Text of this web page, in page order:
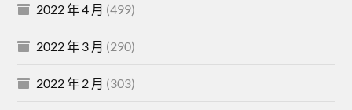
2022 年 4 月 (499)
2022 年 3 月 (290)
2022 年 2 月 (303)